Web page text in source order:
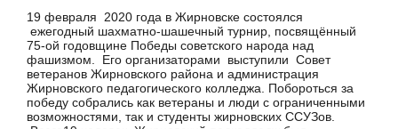
19 февраля 2020 года в Жирновске состоялся
ежегодный шахматно-шашечный турнир, посвящённый
75-ой годовщине Победы советского народа над
фашизмом. Его организаторами выступили Совет
ветеранов Жирновского района и администрация
Жирновского педагогического колледжа. Побороться за
победу собрались как ветераны и люди с ограниченными
возможностями, так и студенты жирновских ССУЗов.